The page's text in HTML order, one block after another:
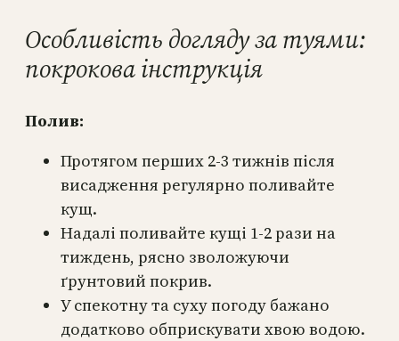
Особливість догляду за туями:
покрокова інструкція
Полив:
Протягом перших 2-3 тижнів після
висадження регулярно поливайте
кущ.
Надалі поливайте кущі 1-2 рази на
тиждень, рясно зволожуючи
ґрунтовий покрив.
У спекотну та суху погоду бажано
додатково обприскувати хвою водою.